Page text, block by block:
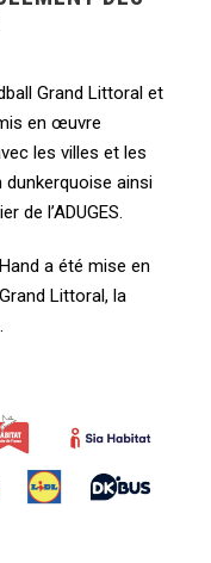
Grand Littoral et
en œuvre
les villes et les
dunkerquoise ainsi
de l’ADUGES.
a été mise en
Littoral, la